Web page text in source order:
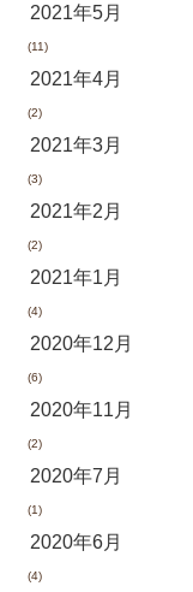
2021年5月
(11)
2021年4月
(2)
2021年3月
(3)
2021年2月
(2)
2021年1月
(4)
2020年12月
(6)
2020年11月
(2)
2020年7月
(1)
2020年6月
(4)